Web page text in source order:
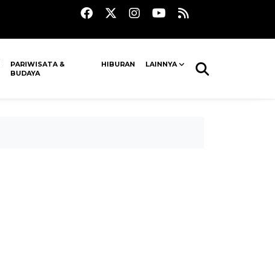
PARIWISATA &
BUDAYA
HIBURAN LAINNYA